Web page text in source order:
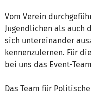
Vom Verein
Jugendlichen als auch
sich untereinander
kennenzulernen. Für
bei uns das Event-
Das Team für